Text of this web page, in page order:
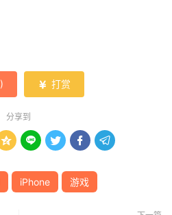
)  打赏
分享到
    
iPhone 游戏